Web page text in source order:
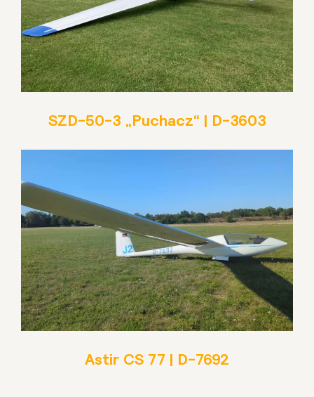
SZD-50-3 „Puchacz“ | D-3603
Astir CS 77 | D-7692